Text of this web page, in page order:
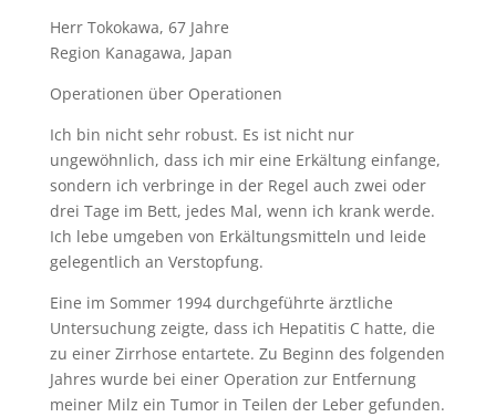
Herr Tokokawa, 67 Jahre
Region Kanagawa, Japan
Operationen über Operationen
Ich bin nicht sehr robust. Es ist nicht nur
ungewöhnlich, dass ich mir eine Erkältung einfange,
sondern ich verbringe in der Regel auch zwei oder
drei Tage im Bett, jedes Mal, wenn ich krank werde.
Ich lebe umgeben von Erkältungsmitteln und leide
gelegentlich an Verstopfung.
Eine im Sommer 1994 durchgeführte ärztliche
Untersuchung zeigte, dass ich Hepatitis C hatte, die
zu einer Zirrhose entartete. Zu Beginn des folgenden
Jahres wurde bei einer Operation zur Entfernung
meiner Milz ein Tumor in Teilen der Leber gefunden.